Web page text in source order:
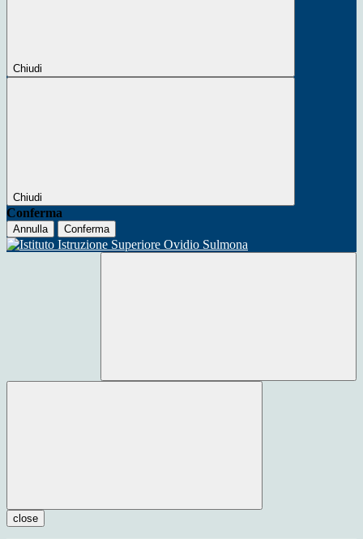
Chiudi
Chiudi
Conferma
Annulla Conferma
close